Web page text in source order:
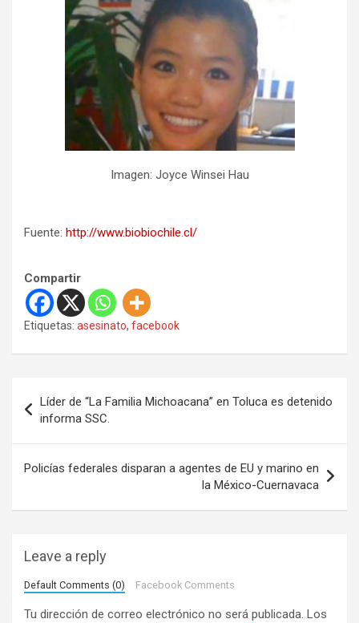
Imagen: Joyce Winsei Hau
Fuente: http://www.biobiochile.cl/
Compartir
Etiquetas: asesinato, facebook
v
a
Líder de “La Familia Michoacana” en Toluca es detenido
informa SSC.
Policías federales disparan a agentes de EU y marino en
la México-Cuernavaca
Leave a reply
Default Comments (0) Facebook Comments
Tu dirección de correo electrónico no será publicada. Los